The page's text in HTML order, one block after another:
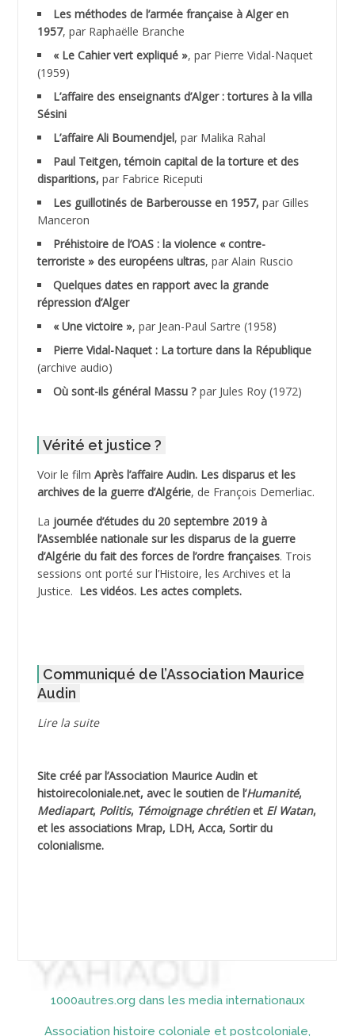
ABNOUN Salah
ACHACHE M.*
ACHLAF Ali
ADALMI
ADANE Ramdane *
ADDAD
ADDALA Boualem*
ADDANE
ADDECHE Rachid
ADELIOUAT Vve AIT SAADA
ADJANI Khaled
ADJAOUT
ADNI Mohamed Akli
ADOUL Arab *
AGOULMINE
AHLOUCHE Mabrouk *
AIBLIED Ahmed
AICHEKADRA Sid Ahmed
AICI (ou AISSI) Laïd
Les méthodes de l’armée française à Alger en
1957, par Raphaëlle Branche
« Le Cahier vert expliqué », par Pierre Vidal-Naquet
(1959)
L’affaire des enseignants d’Alger : tortures à la villa
Sésini
L’affaire Ali Boumendjel, par Malika Rahal
Paul Teitgen, témoin capital de la torture et des
disparitions, par Fabrice Riceputi
Les guillotinés de Barberousse en 1957, par Gilles
Manceron
Préhistoire de l’OAS : la violence « contre-
terroriste » des européens ultras, par Alain Ruscio
Quelques dates en rapport avec la grande
répression d’Alger
« Une victoire », par Jean-Paul Sartre (1958)
Pierre Vidal-Naquet : La torture dans la République
(archive audio)
Où sont-ils général Massu ? par Jules Roy (1972)
Vérité et justice ?
Voir le film Après l’affaire Audin. Les disparus et les
archives de la guerre d’Algérie, de François Demerliac.
La journée d’études du 20 septembre 2019 à
l’Assemblée nationale sur les disparus de la guerre
d’Algérie du fait des forces de l’ordre françaises. Trois
sessions ont porté sur l’Histoire, les Archives et la
Justice. Les vidéos. Les actes complets.
Communiqué de l’Association Maurice
Audin
Lire la suite
Site créé par l’Association Maurice Audinet
histoirecoloniale.net, avec le soutien de l’Humanité,
Mediapart, Politis, Témoignage chrétienet El Watan,
et les associations Mrap, LDH, Acca, Sortir du
colonialisme.
1000autres.org dans les media internationaux
Association histoire coloniale et postcoloniale,